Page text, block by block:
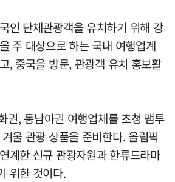
인 단체관광객을 유치하기 위해 강
주 대상으로 하는 국내 여행업계
, 중국을 방문, 관광객 유치 홍보활
권, 동남아권 여행업체를 초청 팸투
울 관광 상품을 준비한다. 올림픽
계한 신규 관광자원과 한류드라마
위한 것이다.